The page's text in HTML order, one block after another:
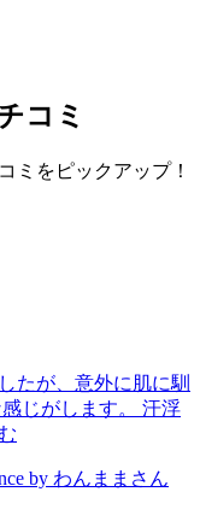
コミ
ミをピックアップ！
たが、意外に肌に馴
じがします。 汗浮